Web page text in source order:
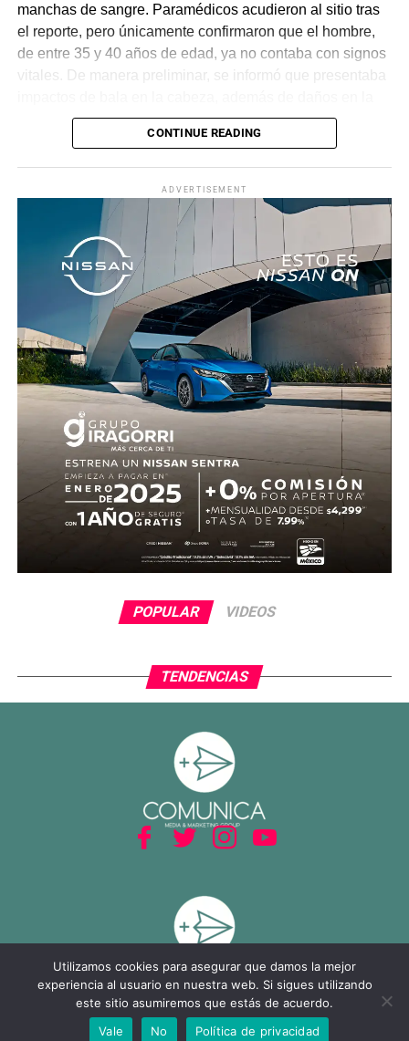
manchas de sangre. Paramédicos acudieron al sitio tras
el reporte, pero únicamente confirmaron que el hombre,
de entre 35 y 40 años de edad, ya no contaba con signos
vitales. De manera preliminar, se informó que presentaba
puerta del lado del conductor.
realizaron las diligencias correspondientes y el
levantamiento del cuerpo. Hasta el momento no se
cuenta con información sobre los agresores, y el cadáver
fue trasladado al Servicio Médico Forense en espera de
ser identificado, en tanto continúan las investigaciones.
CONTINUE READING
ADVERTISEMENT
POPULAR VIDEOS
TENDENCIAS
Utilizamos cookies para asegurar que damos la mejor
experiencia al usuario en nuestra web. Si sigues utilizando
este sitio asumiremos que estás de acuerdo.
Vale
No Política de privacidad